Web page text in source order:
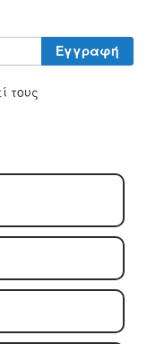
τους
Εγγραφή